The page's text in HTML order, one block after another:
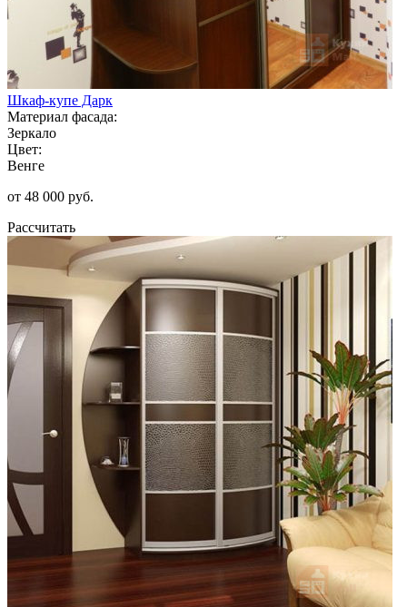
Шкаф-купе Дарк
Материал фасада:
Зеркало
Цвет:
Венге
от 48 000 руб.
Рассчитать